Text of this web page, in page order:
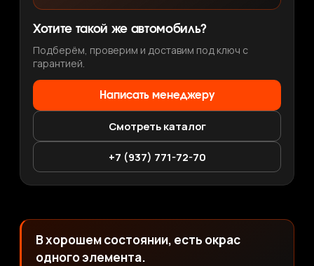
Хотите такой же автомобиль?
Подберём, проверим и доставим под ключ с
гарантией.
Написать менеджеру
Смотреть каталог
+7 (937) 771-72-70
В хорошем состоянии, есть окрас
одного элемента.